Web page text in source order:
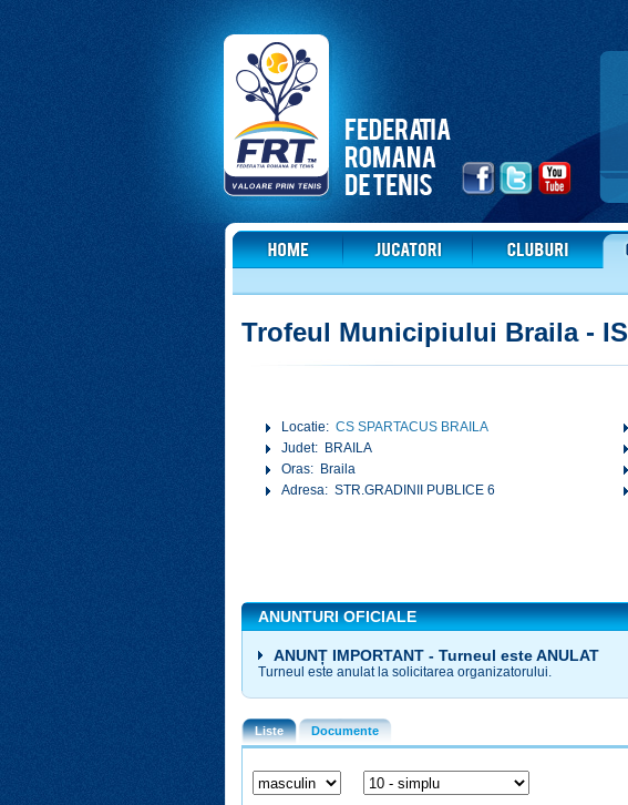
Trofeul Municipiului Braila ‐
Locatie: CS SPARTACUS BRAILA
Judet: BRAILA
Oras: Braila
Adresa: STR.GRADINII PUBLICE 6
ANUNTURI OFICIALE
ANUNȚ IMPORTANT - Turneul este ANULAT
Turneul este anulat la solicitarea organizatorului.
Liste Documente